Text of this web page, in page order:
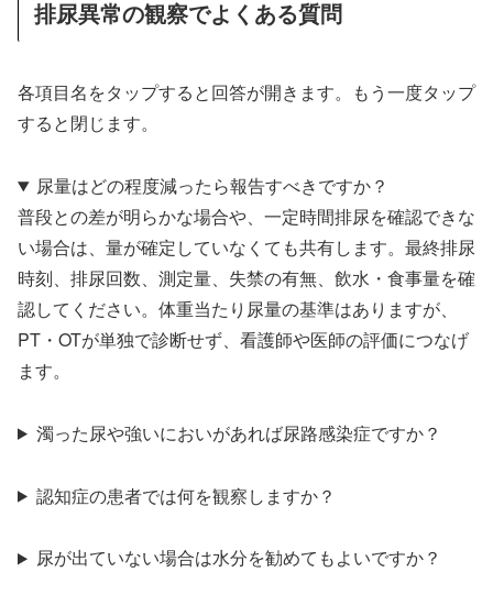
排尿異常の観察でよくある質問
各項目名をタップすると回答が開きます。もう一度タップ
すると閉じます。
尿量はどの程度減ったら報告すべきですか？
普段との差が明らかな場合や、一定時間排尿を確認できな
い場合は、量が確定していなくても共有します。最終排尿
時刻、排尿回数、測定量、失禁の有無、飲水・食事量を確
認してください。体重当たり尿量の基準はありますが、
PT・OTが単独で診断せず、看護師や医師の評価につなげ
ます。
濁った尿や強いにおいがあれば尿路感染症ですか？
認知症の患者では何を観察しますか？
尿が出ていない場合は水分を勧めてもよいですか？